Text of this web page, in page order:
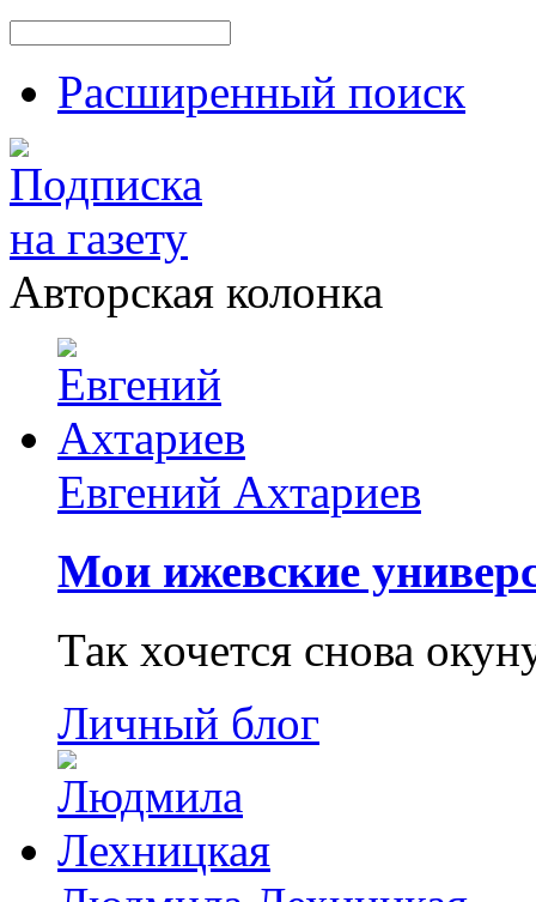
Расширенный поиск
Авторская колонка
Евгений Ахтариев
Мои ижевские
Так хочется снова
Личный блог